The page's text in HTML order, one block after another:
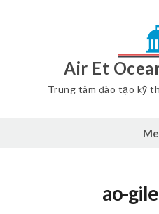
Air Et
Trung tâm đào tạo kỹ
ao-